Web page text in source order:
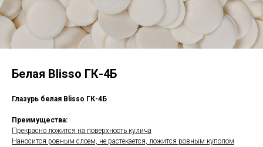
Белая Blisso ГК-4Б
Глазурь белая Blisso ГК-4Б
Преимущества:
Прекрасно ложится на поверхность кулича
Наносится ровным слоем, не растекается, ложится ровным куполом